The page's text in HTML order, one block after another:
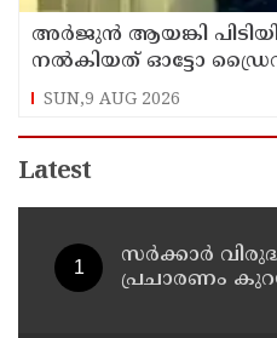
അര്‍ജുന്‍ ആയങ്കി
നല്‍കിയത് ഓട്ടോ
SUN,9 AUG 2026
Latest
സര്‍ക്കാര്‍
പ്രചാരണം